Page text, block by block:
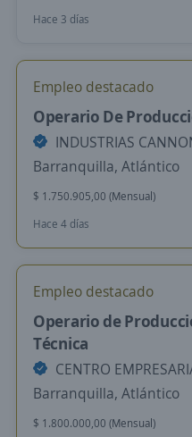
Hace 3 días
Empleo destacado
Operario De
INDUSTRIAS
Barranquilla, Atlántico
$ 1.750.905,00 (Mensual)
Hace 4 días
Empleo destacado
Operario de
Técnica
CENTRO
Barranquilla, Atlántico
$ 1.800.000,00 (Mensual)